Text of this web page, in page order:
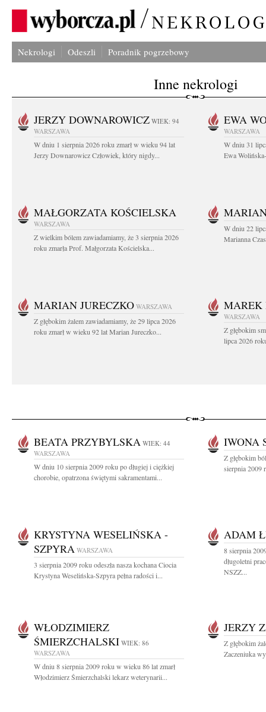
Nekrologi Odeszli Poradnik pogrzebowy
Inne nekrologi
JERZY DOWNAROWICZ WIEK: 94
WARSZAWA
W dniu 1 sierpnia 2026 roku zmarł w wieku 94 lat
Jerzy Downarowicz Człowiek, który nigdy...
EWA
WARSZAWA
W dniu 31
Ewa
MAŁGORZATA KOŚCIELSKA
WARSZAWA
Z wielkim bólem zawiadamiamy, że 3 sierpnia 2026
roku zmarła Prof. Małgorzata Kościelska...
W dniu 22
Marianna
MARIAN JURECZKO WARSZAWA
Z głębokim żalem zawiadamiamy, że 29 lipca 2026
roku zmarł w wieku 92 lat Marian Jureczko...
MAREK
WARSZAWA
Z głębokim
lipca 2026
BEATA PRZYBYLSKA WIEK: 44
WARSZAWA
W dniu 10 sierpnia 2009 roku po długiej i ciężkiej
chorobie, opatrzona świętymi sakramentami...
IWONA
Z głębokim
sierpnia 2009
KRYSTYNA WESELIŃSKA -
SZPYRA WARSZAWA
3 sierpnia 2009 roku odeszła nasza kochana Ciocia
Krystyna Weselińska-Szpyra pełna radości i...
ADAM
8 sierpnia
długoletni
NSZZ...
WŁODZIMIERZ
ŚMIERZCHALSKI WIEK: 86
WARSZAWA
W dniu 8 sierpnia 2009 roku w wieku 86 lat zmarł
Włodzimierz Śmierzchalski lekarz weterynarii...
JERZY
Z głębokim
Zaczeniuka